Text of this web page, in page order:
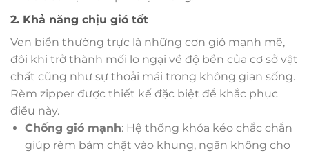
2. Khả năng chịu gió tốt
Ven biển thường trực là những cơn gió mạnh mẽ,
đôi khi trở thành mối lo ngại về độ bền của cơ sở vật
chất cũng như sự thoải mái trong không gian sống.
Rèm zipper được thiết kế đặc biệt để khắc phục
điều này.
Chống gió mạnh: Hệ thống khóa kéo chắc chắn
giúp rèm bám chặt vào khung, ngăn không cho